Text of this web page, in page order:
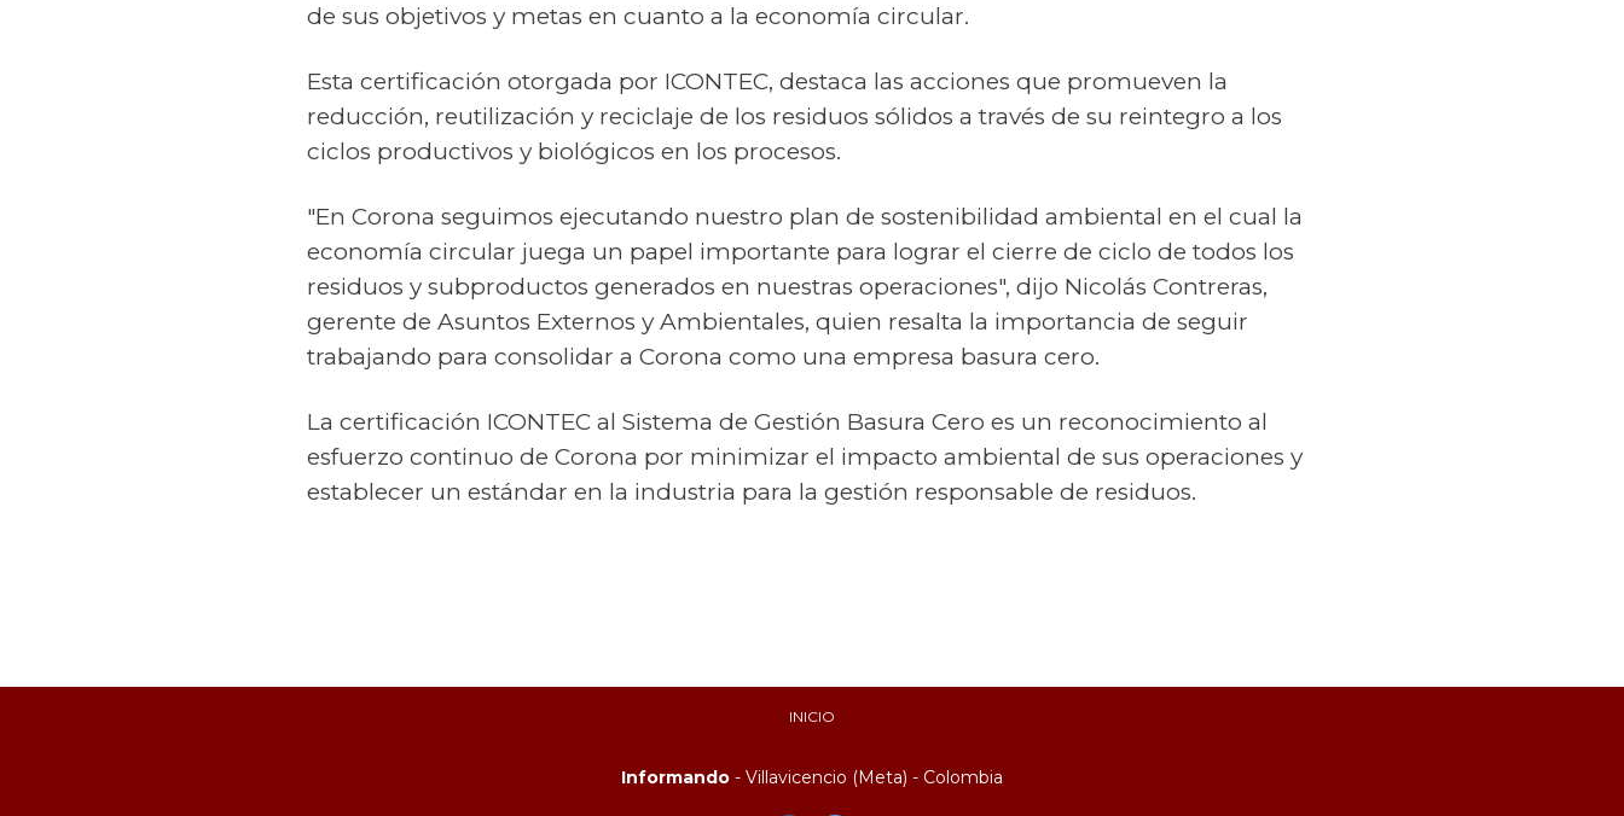
de sus objetivos y metas en cuanto a la economía circular.
Esta certificación otorgada por ICONTEC, destaca las acciones que promueven la
reducción, reutilización y reciclaje de los residuos sólidos a través de su reintegro a los
ciclos productivos y biológicos en los procesos.
"En Corona seguimos ejecutando nuestro plan de sostenibilidad ambiental en el cual la
economía circular juega un papel importante para lograr el cierre de ciclo de todos los
residuos y subproductos generados en nuestras operaciones", dijo Nicolás Contreras,
gerente de Asuntos Externos y Ambientales, quien resalta la importancia de seguir
trabajando para consolidar a Corona como una empresa basura cero.
La certificación ICONTEC al Sistema de Gestión Basura Cero es un reconocimiento al
esfuerzo continuo de Corona por minimizar el impacto ambiental de sus operaciones y
establecer un estándar en la industria para la gestión responsable de residuos.
INICIO
Informando - Villavicencio (Meta) - Colombia